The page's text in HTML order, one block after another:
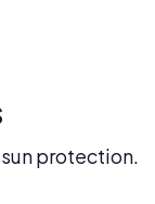
protection.